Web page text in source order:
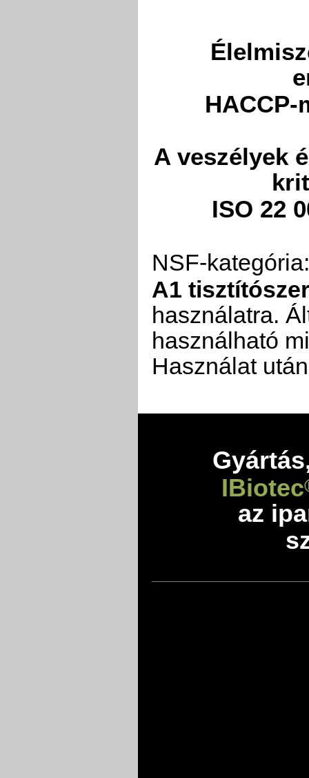
A veszélyek
ISO 22
NSF-kategória:
A1 tisztítószer
használatra.
használható
Használat
IBiotec
az